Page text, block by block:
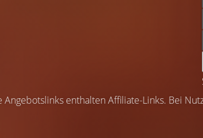
Angebotslinks enthalten Affiliate-Links. Bei